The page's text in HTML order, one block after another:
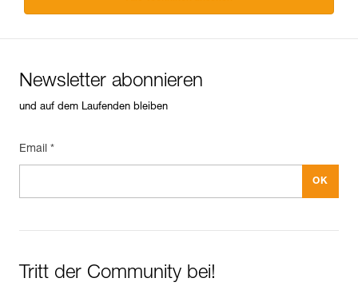
Newsletter abonnieren
und auf dem Laufenden bleiben
Email *
Tritt der Community bei!